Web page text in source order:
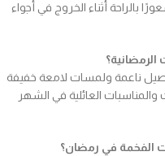
بالراحة أثناء الخروج في أجواء
ناعمة ولمسات لامعة خفيفة
العائلية في الشهر